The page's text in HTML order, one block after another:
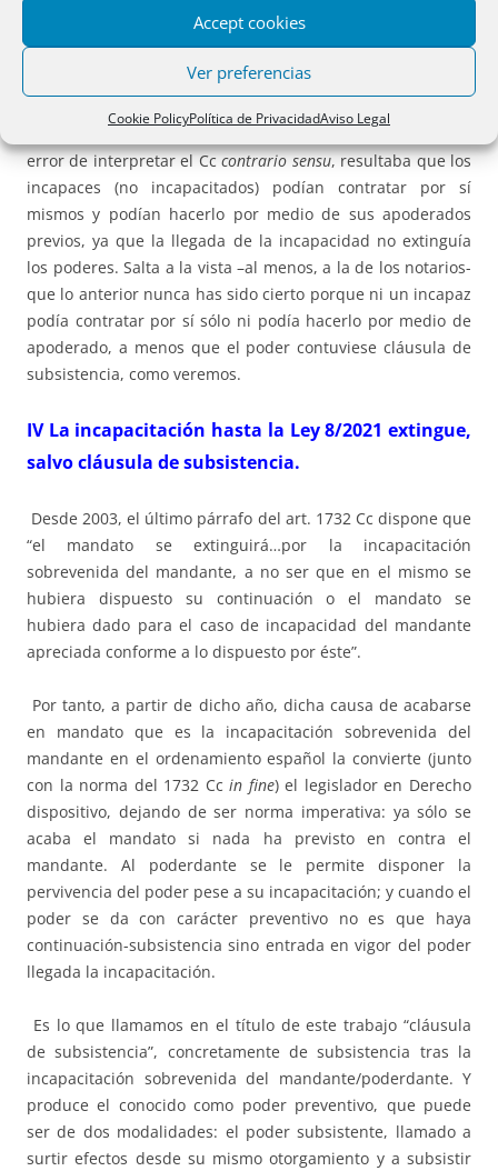
Accept cookies
Ver preferencias
Cookie PolicyPolítica de PrivacidadAviso Legal
de suerte que, con Rodrigo Tena Arregui,
ningún lugar se dice que un discapacitado no pueda
error de interpretar el Cccontrario sensu, resultaba que los
incapaces (no incapacitados) podían contratar por sí
mismos y podían hacerlo por medio de sus apoderados
previos, ya que la llegada de la incapacidad no extinguía
los poderes. Salta a la vista –al menos, a la de los notarios-
que lo anterior nunca has sido cierto porque ni un incapaz
podía contratar por sí sólo ni podía hacerlo por medio de
apoderado, a menos que el poder contuviese cláusula de
subsistencia, como veremos.
IV La incapacitación hasta la Ley 8/2021 extingue,
salvo cláusula de subsistencia.
Desde 2003, el último párrafo del art. 1732 Cc dispone que
“el mandato se extinguirá…por la incapacitación
sobrevenida del mandante, a no ser que en el mismo se
hubiera dispuesto su continuación o el mandato se
hubiera dado para el caso de incapacidad del mandante
apreciada conforme a lo dispuesto por éste”.
Por tanto, a partir de dicho año, dicha causa de acabarse
en mandato que es la incapacitación sobrevenida del
mandante en el ordenamiento español la convierte (junto
con la norma del 1732 Ccin fine) el legislador en Derecho
dispositivo, dejando de ser norma imperativa: ya sólo se
acaba el mandato si nada ha previsto en contra el
mandante. Al poderdante se le permite disponer la
pervivencia del poder pese a su incapacitación; y cuando el
poder se da con carácter preventivo no es que haya
continuación-subsistencia sino entrada en vigor del poder
llegada la incapacitación.
Es lo que llamamos en el título de este trabajo “cláusula
de subsistencia”, concretamente de subsistencia tras la
incapacitación sobrevenida del mandante/poderdante. Y
produce el conocido como poder preventivo, que puede
ser de dos modalidades: el poder subsistente, llamado a
surtir efectos desde su mismo otorgamiento y a subsistir